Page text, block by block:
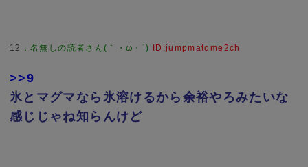
12 ：名無しの読者さん(｀・ω・´) ID:jumpmatome2ch
>>9
氷とマグマなら氷溶けるから余裕やろみたいな
感じじゃね知らんけど